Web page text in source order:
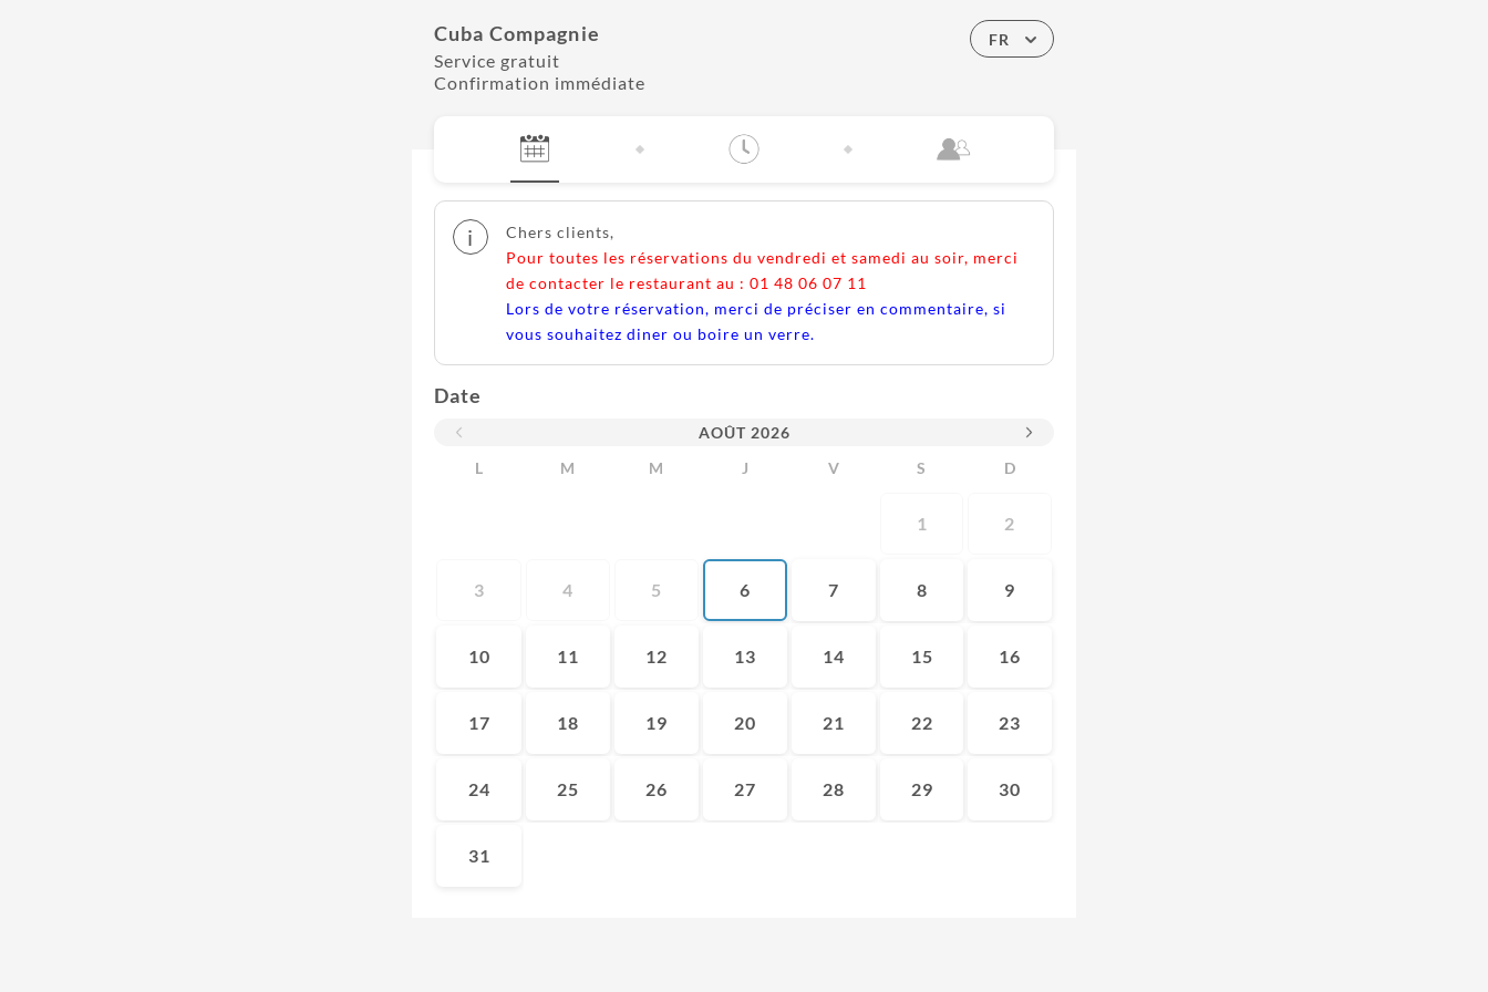
Cuba Compagnie
Service gratuit
Confirmation immédiate
FR
i
Chers clients,
Pour toutes les réservations du vendredi et samedi au soir, merci
de contacter le restaurant au : 01 48 06 07 11
Lors de votre réservation, merci de préciser en commentaire, si
vous souhaitez diner ou boire un verre.
Date
AOÛT 2026
L
M M J V S D
1 2
3 4 5 6 7 8 9
10 11 12 13 14 15 16
17 18 19 20 21 22 23
24 25 26 27 28 29 30
31